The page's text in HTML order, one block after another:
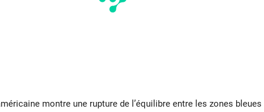
montre une rupture de l’équilibre entre les zones